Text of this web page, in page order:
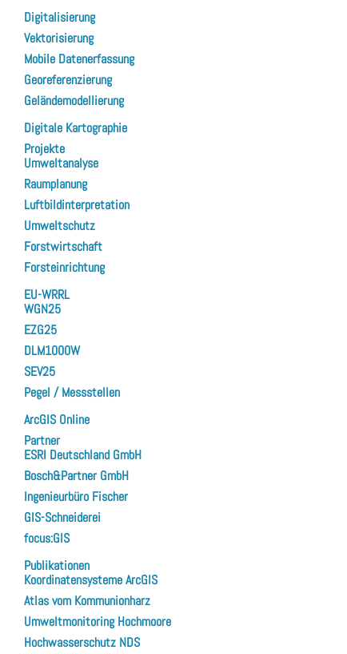
Digitalisierung
Vektorisierung
Mobile Datenerfassung
Georeferenzierung
Geländemodellierung
Digitale Kartographie
Projekte
Umweltanalyse
Raumplanung
Luftbildinterpretation
Umweltschutz
Forstwirtschaft
Forsteinrichtung
EU-WRRL
WGN25
EZG25
DLM1000W
SEV25
Pegel / Messstellen
ArcGIS Online
Partner
ESRI Deutschland GmbH
Bosch&Partner GmbH
Ingenieurbüro Fischer
GIS-Schneiderei
focus:GIS
Publikationen
Koordinatensysteme ArcGIS
Atlas vom Kommunionharz
Umweltmonitoring Hochmoore
Hochwasserschutz NDS